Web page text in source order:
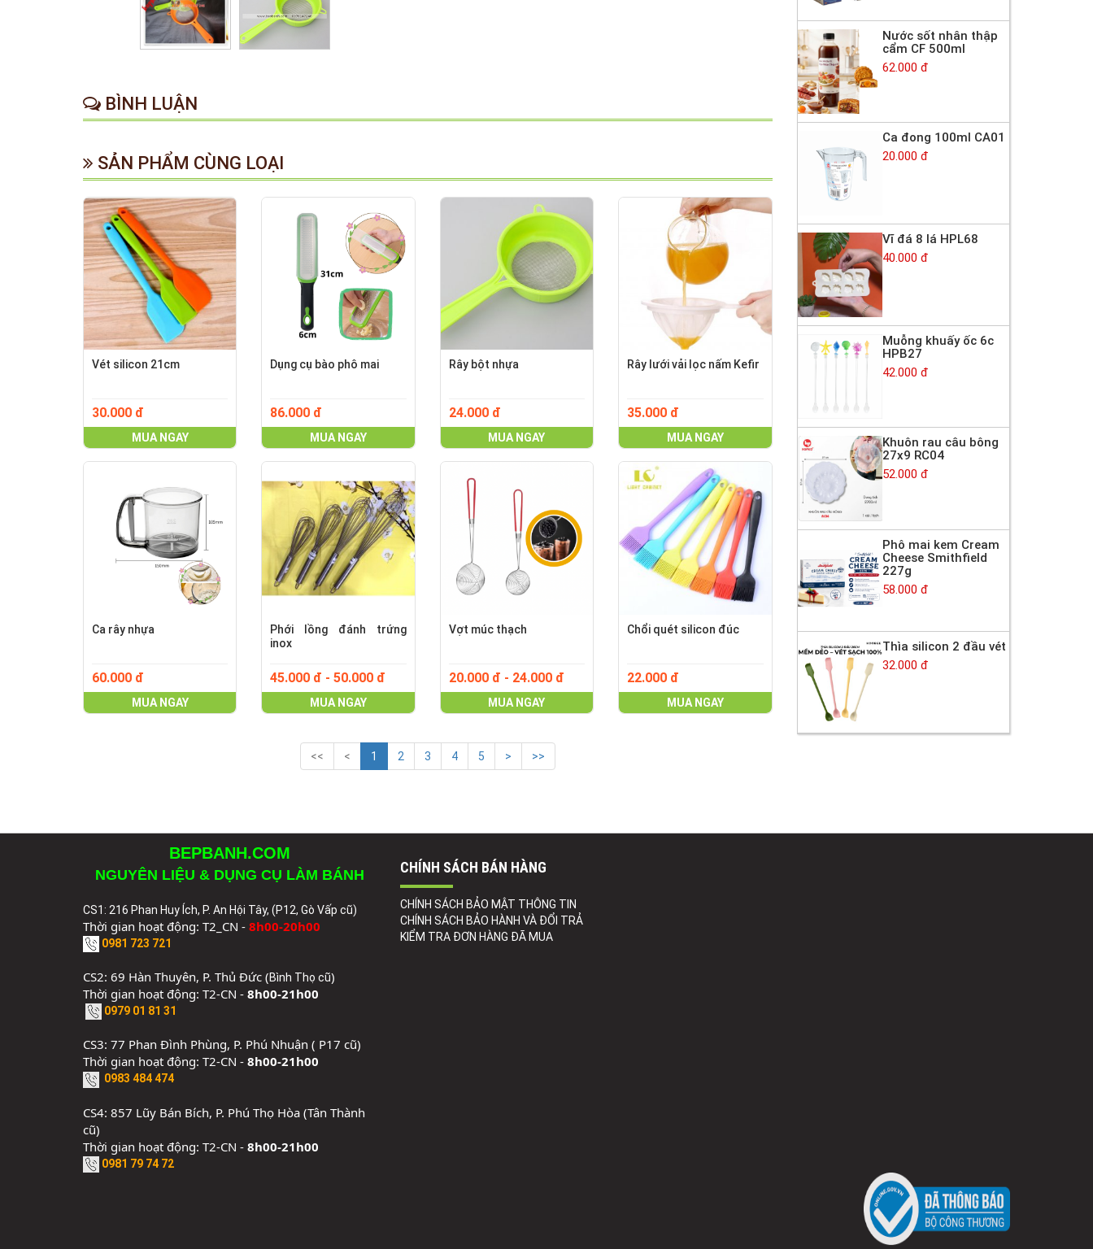
BÌNH LUẬN
SẢN PHẨM CÙNG LOẠI
Vét silicon 21cm
30.000 đ
MUA NGAY
Dụng cụ bào phô mai
86.000 đ
MUA NGAY
Rây bột nhựa
24.000 đ
MUA NGAY
Rây lưới vải lọc nấm Kefir
35.000 đ
MUA NGAY
Ca rây nhựa
60.000 đ
MUA NGAY
Phới lồng đánh trứng
inox
45.000 đ - 50.000 đ
MUA NGAY
Vợt múc thạch
20.000 đ - 24.000 đ
MUA NGAY
Chổi quét silicon đúc
22.000 đ
MUA NGAY
<< < 1 2 3 4 5 > >>
Nước sốt nhân thập
cẩm CF 500ml
62.000 đ
Ca đong 100ml CA01
20.000 đ
Vĩ đá 8 lá HPL68
40.000 đ
Muỗng khuấy ốc 6c
HPB27
42.000 đ
Khuôn rau câu bông
27x9 RC04
52.000 đ
Phô mai kem Cream
Cheese Smithfield
227g
58.000 đ
Thìa silicon 2 đầu vét
32.000 đ
BEPBANH.COM
NGUYÊN LIỆU & DỤNG CỤ LÀM BÁNH
CS1: 216 Phan Huy Ích, P. An Hội Tây, (P12, Gò Vấp cũ)
Thời gian hoạt động: T2_CN - 8h00-20h00
0981 723 721
CS2: 69 Hàn Thuyên, P. Thủ Đức (Bình Thọ cũ)
Thời gian hoạt động: T2-CN - 8h00-21h00
0979 01 81 31
CS3: 77 Phan Đình Phùng, P. Phú Nhuận ( P17 cũ)
Thời gian hoạt động: T2-CN - 8h00-21h00
0983 484 474
CS4: 857 Lũy Bán Bích, P. Phú Thọ Hòa (Tân Thành
cũ)
Thời gian hoạt động: T2-CN - 8h00-21h00
0981 79 74 72
CHÍNH SÁCH BÁN HÀNG
CHÍNH SÁCH BẢO MẬT THÔNG TIN
CHÍNH SÁCH BẢO HÀNH VÀ ĐỔI TRẢ
KIỂM TRA ĐƠN HÀNG ĐÃ MUA